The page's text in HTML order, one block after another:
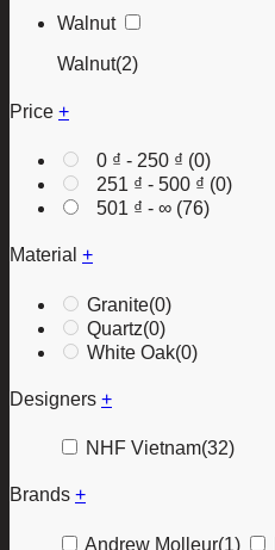
Walnut
Walnut(2)
Price +
0 ₫ - 250 ₫ (0)
251 ₫ - 500 ₫ (0)
501 ₫ - ∞ (76)
Material +
Granite(0)
Quartz(0)
White Oak(0)
Designers +
NHF Vietnam(32)
Brands +
Andrew Molleur(1)